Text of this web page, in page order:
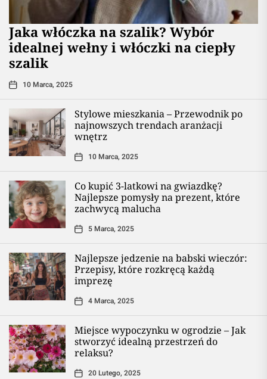
Jaka włóczka na szalik? Wybór
idealnej wełny i włóczki na ciepły
szalik
10 Marca, 2025
Stylowe mieszkania – Przewodnik po
najnowszych trendach aranżacji
wnętrz
10 Marca, 2025
Co kupić 3-latkowi na gwiazdkę?
Najlepsze pomysły na prezent, które
zachwycą malucha
5 Marca, 2025
Najlepsze jedzenie na babski wieczór:
Przepisy, które rozkręcą każdą
imprezę
4 Marca, 2025
Miejsce wypoczynku w ogrodzie – Jak
stworzyć idealną przestrzeń do
relaksu?
20 Lutego, 2025